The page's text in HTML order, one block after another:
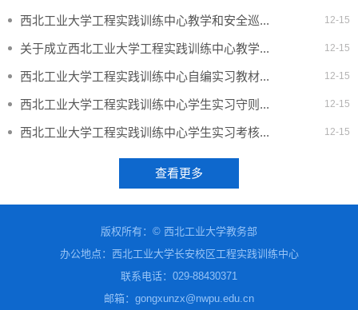
西北工业大学工程实践训练中心教学和安全巡... 12-15
关于成立西北工业大学工程实践训练中心教学... 12-15
西北工业大学工程实践训练中心自编实习教材... 12-15
西北工业大学工程实践训练中心学生实习守则... 12-15
西北工业大学工程实践训练中心学生实习考核... 12-15
查看更多
版权所有：© 西北工业大学教务部
办公地点：西北工业大学长安校区工程实践训练中心
联系电话： 029-88430371
邮箱：gongxunzx@nwpu.edu.cn